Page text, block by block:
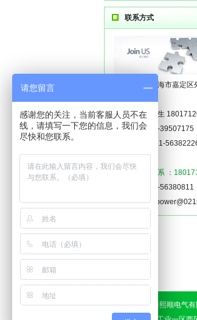
联系方式
生产基地：上海市嘉定
联系人：闫先生
总 机：021-39507175
销售热线：021-
节假日敬请联系 ：
传 真：021-56380811
EMAIL：
Copyright© 上海熙顺电气有
请您留言
感谢您的关注，当前客服人员不在
线，请填写一下您的信息，我们会
尽快和您联系。